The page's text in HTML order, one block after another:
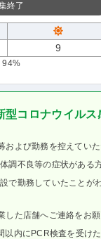
終了
9
94%
型コロナウイル
および勤務を控えてい
調不良等の症状がある
で勤務していたことが
した店舗へご連絡をお願
以内にPCR検査を受け